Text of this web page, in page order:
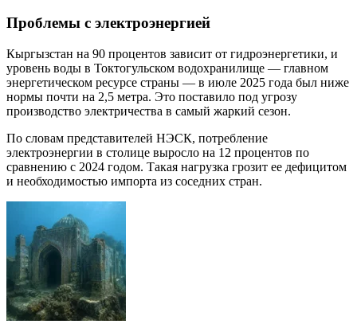
Проблемы с электроэнергией
Кыргызстан на 90 процентов зависит от гидроэнергетики, и
уровень воды в Токтогульском водохранилище — главном
энергетическом ресурсе страны — в июле 2025 года был ниже
нормы почти на 2,5 метра. Это поставило под угрозу
производство электричества в самый жаркий сезон.
По словам представителей НЭСК, потребление
электроэнергии в столице выросло на 12 процентов по
сравнению с 2024 годом. Такая нагрузка грозит ее дефицитом
и необходимостью импорта из соседних стран.